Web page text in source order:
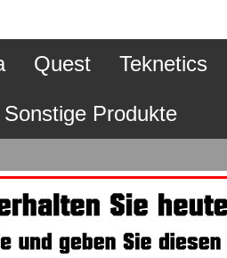
Quest Teknetics
Sonstige Produkte